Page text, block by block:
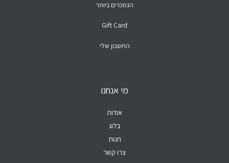
הנמכרים ביותר
Gift Card
החשבון שלי
מי אנחנו
אודות
בלוג
חנות
צרו קשר